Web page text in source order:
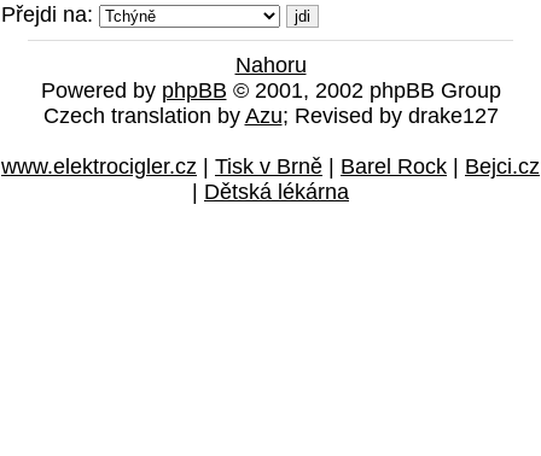
Přejdi na:
Nahoru
Powered by phpBB © 2001, 2002 phpBB Group
Czech translation by Azu; Revised by drake127
www.elektrocigler.cz | Tisk v Brně | Barel Rock | Bejci.cz
| Dětská lékárna